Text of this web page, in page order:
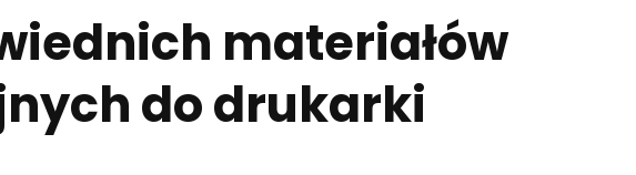
materiałów
do drukarki